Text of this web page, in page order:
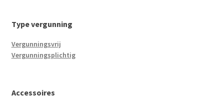
Type vergunning
Vergunningsvrij
Vergunningsplichtig
Accessoires